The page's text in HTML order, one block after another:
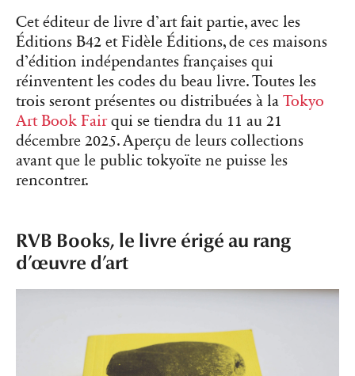
Cet éditeur de livre d’art fait partie, avec les
Éditions B42 et Fidèle Éditions, de ces maisons
d’édition indépendantes françaises qui
réinventent les codes du beau livre. Toutes les
trois seront présentes ou distribuées à la Tokyo
Art Book Fairqui se tiendra du 11 au 21
décembre 2025. Aperçu de leurs collections
avant que le public tokyoïte ne puisse les
rencontrer.
RVB Books, le livre érigé au rang
d’œuvre d’art